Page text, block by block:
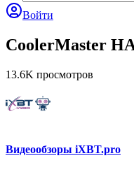
Войти
CoolerMaster
13.6K просмотров
Видеообзоры iXBT.pro